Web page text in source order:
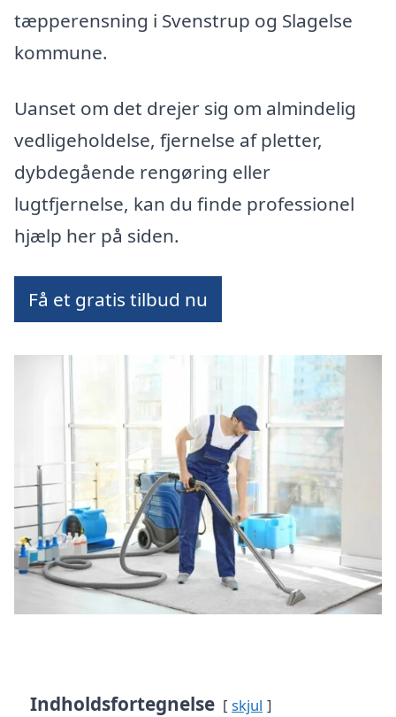
tæpperensning i Svenstrup og Slagelse
kommune.
Uanset om det drejer sig om almindelig
vedligeholdelse, fjernelse af pletter,
dybdegående rengøring eller
lugtfjernelse, kan du finde professionel
hjælp her på siden.
Få et gratis tilbud nu
Indholdsfortegnelse skjul